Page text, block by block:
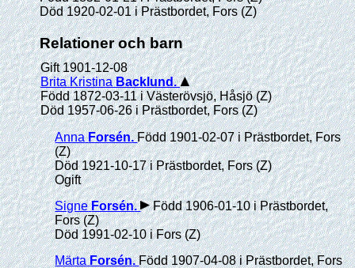
Död 1920-02-01 i Prästbordet, Fors (Z)
Relationer och barn
Gift 1901-12-08
Brita Kristina Backlund.
Född 1872-03-11 i Västerövsjö, Håsjö (Z)
Död 1957-06-26 i Prästbordet, Fors (Z)
Anna Forsén.Född 1901-02-07 i Prästbordet, Fors
(Z)
Död 1921-10-17 i Prästbordet, Fors (Z)
Ogift
Signe Forsén.
Född 1906-01-10 i Prästbordet,
Fors (Z)
Död 1991-02-10 i Fors (Z)
Märta Forsén.Född 1907-04-08 i Prästbordet, Fors